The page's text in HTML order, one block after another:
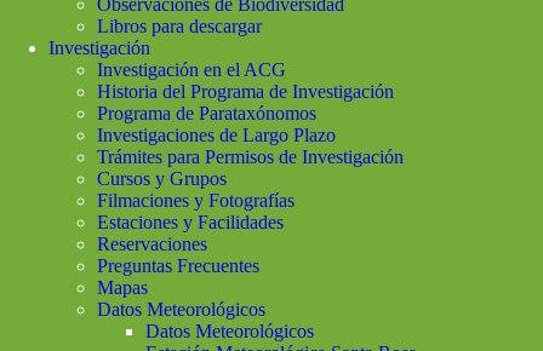
Observaciones de Biodiversidad
Libros para descargar
Investigación
Investigación en el ACG
Historia del Programa de Investigación
Programa de Parataxónomos
Investigaciones de Largo Plazo
Trámites para Permisos de Investigación
Cursos y Grupos
Filmaciones y Fotografías
Estaciones y Facilidades
Reservaciones
Preguntas Frecuentes
Mapas
Datos Meteorológicos
Datos Meteorológicos